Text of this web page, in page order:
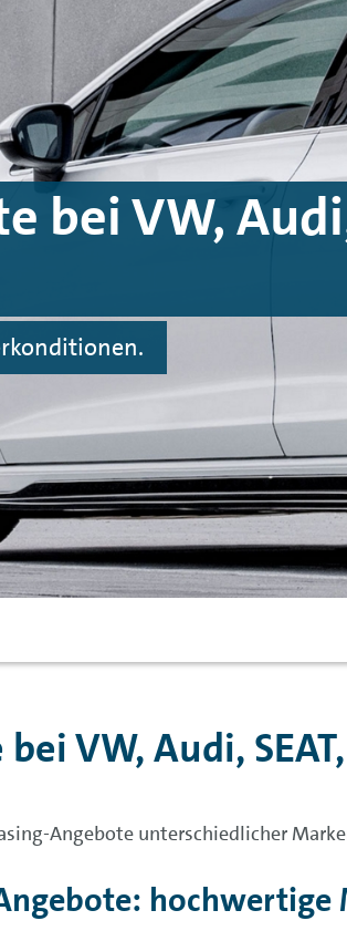
bei VW,
VW, Audi, SEAT,
Angebote unterschiedlicher